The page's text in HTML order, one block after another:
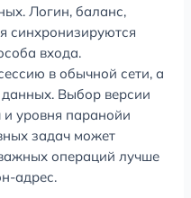
Логин, баланс,
синхронизируются
входа.
в обычной сети, а
Выбор версии
и уровня паранойи
задач может
операций лучше
адрес.